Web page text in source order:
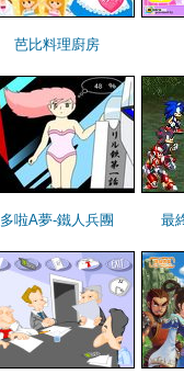
芭比料理廚房
多啦A夢-鐵人兵團 最